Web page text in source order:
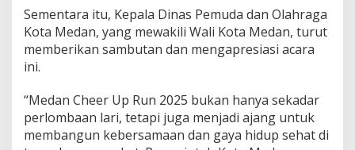
i
Sementara itu, Kepala Dinas Pemuda dan Olahraga
Kota Medan, yang mewakili Wali Kota Medan, turut
memberikan sambutan dan mengapresiasi acara
ini.
“Medan Cheer Up Run 2025 bukan hanya sekadar
perlombaan lari, tetapi juga menjadi ajang untuk
membangun kebersamaan dan gaya hidup sehat di